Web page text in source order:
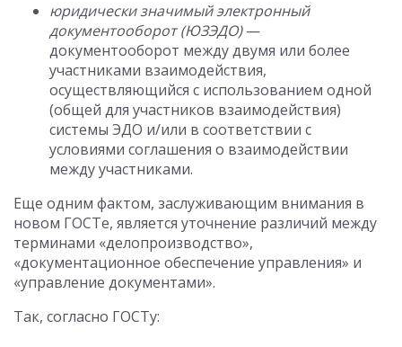
юридически значимый электронный
документооборот (ЮЗЭДО)—
документооборот между двумя или более
участниками взаимодействия,
осуществляющийся с использованием одной
(общей для участников взаимодействия)
системы ЭДО и/или в соответствии с
условиями соглашения о взаимодействии
между участниками.
Еще одним фактом, заслуживающим внимания в
новом ГОСТе, является уточнение различий между
терминами «делопроизводство»,
«документационное обеспечение управления» и
«управление документами».
Так, согласно ГОСТу: